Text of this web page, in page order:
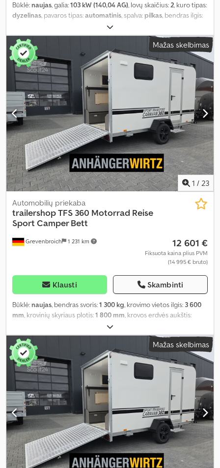
Būklė: naujas, galia:103 kW (140,04 AG), lovų skaičius:2, kuro tipas:
dyzelinas, pavaros tipas:automatinis, spalva: pilkas, bendras ilgis:
2 090 mm
bendras svoris:3 500 kg, Įranga:centrinis užraktas, navigacijos
sistema, vonios kambarys
Mažas skelbimas
1 / 23
Grevenbroich 1 231 km
Automobilių priekaba
trailershopTFS 360 Motorrad Reise
Sport Camper Bett
12 601 €
Fiksuota kaina plius PVM
(14 995 € bruto)
Klausti Skambinti
Būklė: naujas, bendras svoris:1 300 kg, krovimo vietos ilgis: 3 600
mm , krovinių skyriaus plotis:1 800 mm , krovos erdvės aukštis:
,
Mažas skelbimas